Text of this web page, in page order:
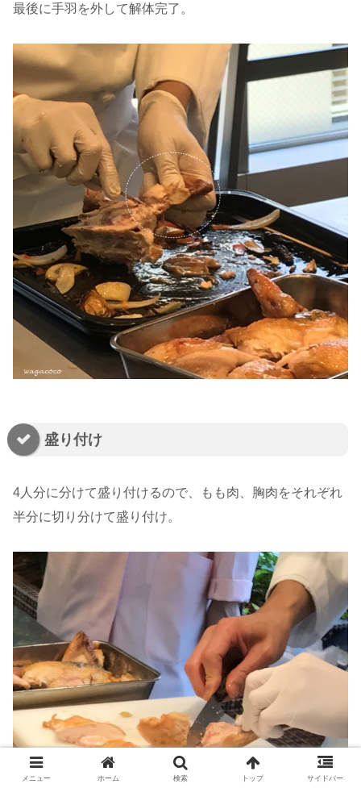
最後に手羽を外して解体完了。
盛り付け
4人分に分けて盛り付けるので、もも肉、胸肉をそれぞれ
半分に切り分けて盛り付け。
メニュー ホーム 検索 トップ サイドバー